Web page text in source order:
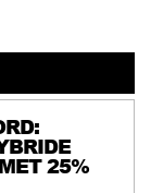
25%